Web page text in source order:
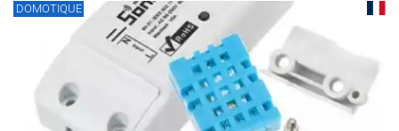
se branche en USB sur plusieurs hubs USB en...
DOMOTIQUE